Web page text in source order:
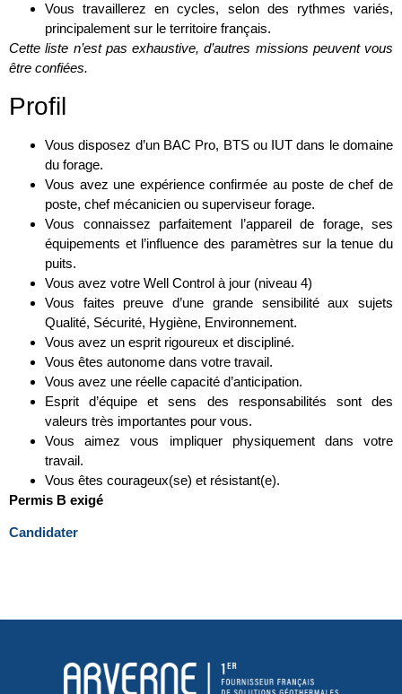
Vous travaillerez en cycles, selon des rythmes variés,
principalement sur le territoire français.
Cette liste n’est pas exhaustive, d’autres missions peuvent vous
être confiées.
Profil
Vous disposez d’un BAC Pro, BTS ou IUT dans le domaine
du forage.
Vous avez une expérience confirmée au poste de chef de
poste, chef mécanicien ou superviseur forage.
Vous connaissez parfaitement l’appareil de forage, ses
équipements et l’influence des paramètres sur la tenue du
puits.
Vous avez votre Well Control à jour (niveau 4)
Vous faites preuve d’une grande sensibilité aux sujets
Qualité, Sécurité, Hygiène, Environnement.
Vous avez un esprit rigoureux et discipliné.
Vous êtes autonome dans votre travail.
Vous avez une réelle capacité d’anticipation.
Esprit d’équipe et sens des responsabilités sont des
valeurs très importantes pour vous.
Vous aimez vous impliquer physiquement dans votre
travail.
Vous êtes courageux(se) et résistant(e).
Permis B exigé
Candidater